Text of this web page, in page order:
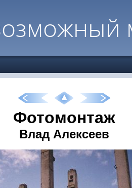
Фотомонтаж
Влад Алексеев